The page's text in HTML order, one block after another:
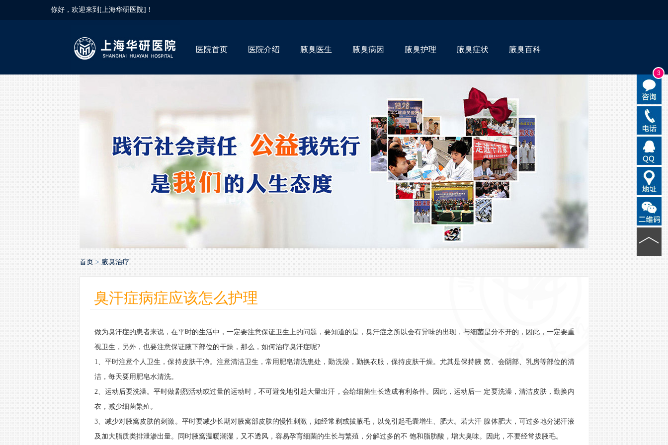
3
你好，欢迎来到[上海华研医院]！
医院首页 医院介绍 腋臭医生 腋臭病因 腋臭护理 腋臭症状 腋臭百科
首页 > 腋臭治疗
臭汗症病症应该怎么护理
做为臭汗症的患者来说，在平时的生活中，一定要注意保证卫生上的问题，要知道的是，臭汗症之所以会有异味的出现，与细菌是分不开的，因此，一定要重
视卫生，另外，也要注意保证腋下部位的干燥，那么，如何治疗臭汗症呢?
1、平时注意个人卫生，保持皮肤干净。注意清洁卫生，常用肥皂清洗患处，勤洗澡，勤换衣服，保持皮肤干燥。尤其是保持腋 窝、会阴部、乳房等部位的清
洁，每天要用肥皂水清洗。
2、运动后要洗澡。平时做剧烈活动或过量的运动时，不可避免地引起大量出汗，会给细菌生长造成有利条件。因此，运动后一 定要洗澡，清洁皮肤，勤换内
衣，减少细菌繁殖。
3、减少对腋窝皮肤的刺激。平时要减少长期对腋窝部皮肤的慢性刺激，如经常剃或拔腋毛，以免引起毛囊增生、肥大。若大汗 腺体肥大，可过多地分泌汗液
及加大脂质类排泄渗出量。同时腋窝温暖潮湿，又不透风，容易孕育细菌的生长与繁殖，分解过多的不 饱和脂肪酸，增大臭味。因此，不要经常拔腋毛。